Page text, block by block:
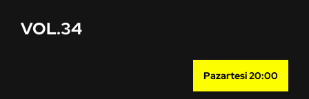
VOL.34
Pazartesi 20:00